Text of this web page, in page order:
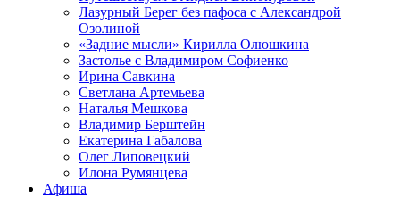
Лазурный Берег без пафоса с Александрой
Озолиной
«Задние мысли» Кирилла Олюшкина
Застолье с Владимиром Софиенко
Ирина Савкина
Светлана Артемьева
Наталья Мешкова
Владимир Берштейн
Екатерина Габалова
Олег Липовецкий
Илона Румянцева
Афиша